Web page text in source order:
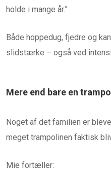
holde i mange år.”
Både hoppedug, fjedre og
slidstærke – også ved
Mere end bare en
Noget af det familien er
meget trampolinen faktisk
Mie fortæller: